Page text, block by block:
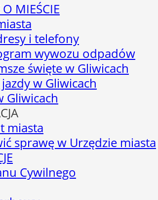
MIEŚCIE
i telefony
wywozu odpadów
święte w Gliwicach
jazdy w Gliwicach
Gliwicach
miasta
sprawę w Urzędzie miasta
Cywilnego